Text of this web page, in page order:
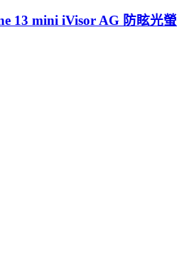
13 mini iVisor AG 防眩光螢